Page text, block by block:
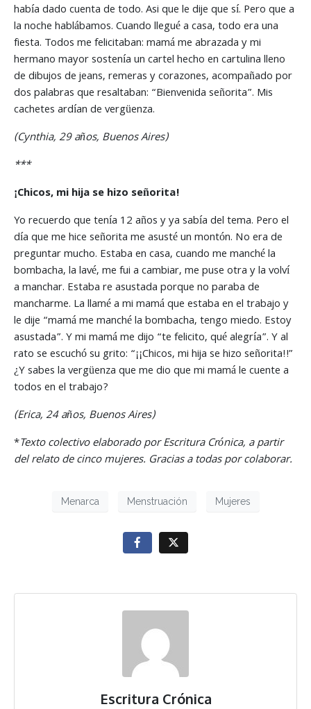
había dado cuenta de todo. Asi que le dije que sí. Pero que a
la noche hablábamos. Cuando llegué a casa, todo era una
fiesta. Todos me felicitaban: mamá me abrazada y mi
hermano mayor sostenía un cartel hecho en cartulina lleno
de dibujos de jeans, remeras y corazones, acompañado por
dos palabras que resaltaban: “Bienvenida señorita”. Mis
cachetes ardían de vergüenza.
(Cynthia, 29 años, Buenos Aires)
***
¡Chicos, mi hija se hizo señorita!
Yo recuerdo que tenía 12 años y ya sabía del tema. Pero el
día que me hice señorita me asusté un montón. No era de
preguntar mucho. Estaba en casa, cuando me manché la
bombacha, la lavé, me fui a cambiar, me puse otra y la volví
a manchar. Estaba re asustada porque no paraba de
mancharme. La llamé a mi mamá que estaba en el trabajo y
le dije “mamá me manché la bombacha, tengo miedo. Estoy
asustada”. Y mi mamá me dijo “te felicito, qué alegría”. Y al
rato se escuchó su grito: “¡¡Chicos, mi hija se hizo señorita!!”
¿Y sabes la vergüenza que me dio que mi mamá le cuente a
todos en el trabajo?
(Erica, 24 años, Buenos Aires)
*Texto colectivo elaborado por Escritura Crónica, a partir
del relato de cinco mujeres. Gracias a todas por colaborar.
Menarca Menstruación Mujeres
Escritura Crónica